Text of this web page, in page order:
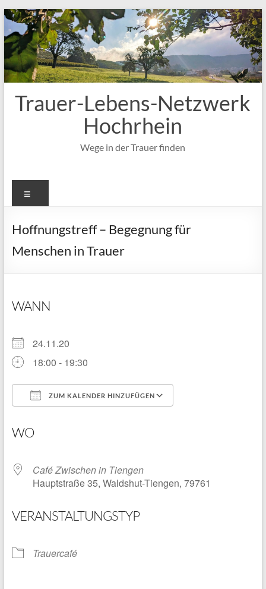
Zum
Inhalt
springen
Trauer-Lebens-Netzwerk
Hochrhein
Wege in der Trauer finden
Hoffnungstreff – Begegnung für
Menschen in Trauer
WANN
24.11.20
18:00 - 19:30
ZUM KALENDER HINZUFÜGEN
WO
Café Zwischen in Tiengen
Hauptstraße 35, Waldshut-Tiengen, 79761
VERANSTALTUNGSTYP
Trauercafé